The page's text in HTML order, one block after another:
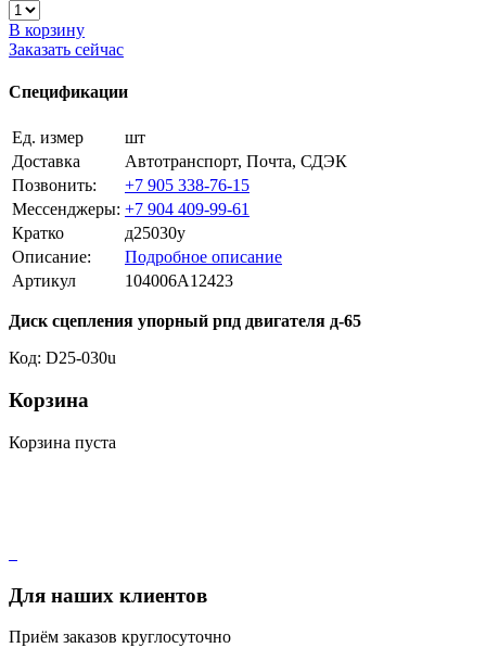
В корзину
Заказать сейчас
Спецификации
Ед. измер
шт
Доставка
Автотранспорт, Почта, СДЭК
Позвонить:
+7 905 338-76-15
Мессенджеры: +7 904 409-99-61
Кратко
д25030у
Описание:
Подробное описание
Артикул
104006A12423
Диск сцепления упорный рпд двигателя д-65
Код: D25-030u
Корзина
Корзина пуста
Для наших клиентов
Приём заказов круглосуточно